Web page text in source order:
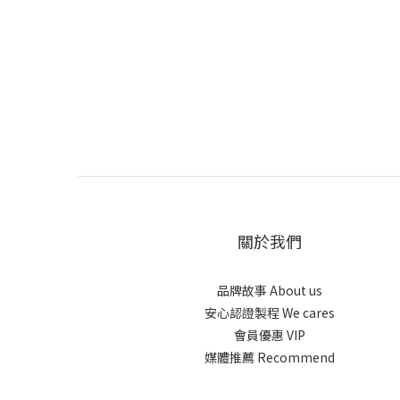
關於我們
品牌故事 About us
安心認證製程 We cares
會員優惠 VIP
媒體推薦 Recommend